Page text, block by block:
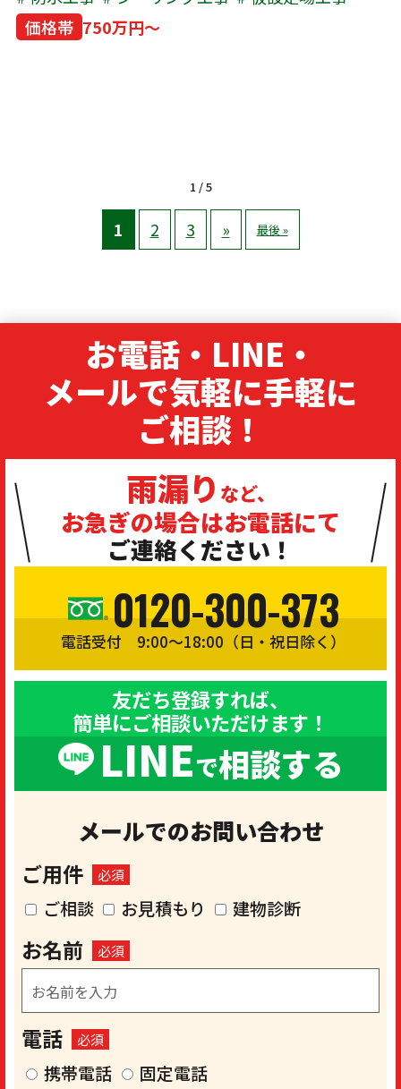
価格帯 750万円～
1 / 5
1 2 3 » 最後 »
お電話・LINE・
メールで気軽に手軽に
ご相談！
雨漏り など、
お急ぎの場合はお電話にて
ご連絡ください！
0120-300-373
電話受付 9:00〜18:00（日・祝日除く）
友だち登録すれば、
簡単にご相談いただけます！
LINEで相談する
メールでのお問い合わせ
ご用件 必須
ご相談 お見積もり 建物診断
お名前 必須
電話 必須
携帯電話 固定電話